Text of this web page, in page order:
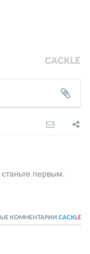
первым.
КОММЕНТАРИИ CACKL E